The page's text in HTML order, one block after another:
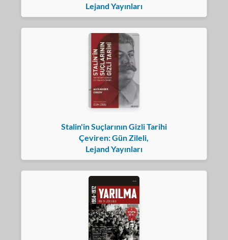
Lejand Yayınları
Stalin'in Suçlarının Gizli Tarihi
Çeviren: Gün Zileli,
Lejand Yayınları